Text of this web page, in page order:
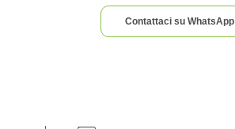
Contattaci su WhatsApp